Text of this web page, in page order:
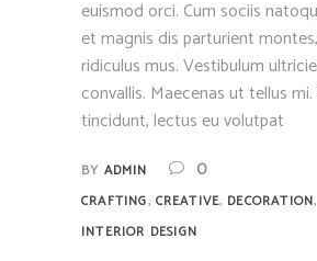
euismod orci. Cum sociis
et magnis dis parturient
ridiculus mus. Vestibulum
convallis. Maecenas ut tellus
tincidunt, lectus eu volutpat
BY ADMIN 0
CRAFTING, CREATIVE, DECORATION,
INTERIOR DESIGN